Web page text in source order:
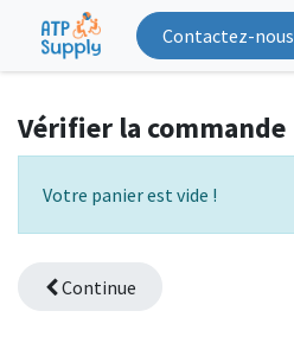
Contactez-nous
Vérifier la commande
Votre panier est vide !
Continue